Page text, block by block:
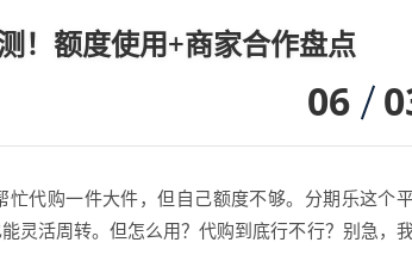
！额度使用+商家合作盘点
06
代购一件大件，但自己额度不够。分期乐这个
灵活周转。但怎么用？代购到底行不行？别急，